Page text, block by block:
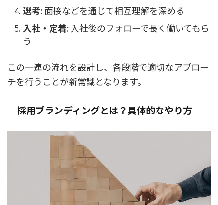
選考: 面接などを通じて相互理解を深める
入社・定着: 入社後のフォローで長く働いてもら
う
この一連の流れを設計し、各段階で適切なアプロー
チを行うことが新常識となります。
採用ブランディングとは？具体的なやり方